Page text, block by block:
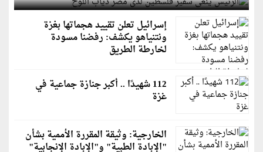
إسرائيل تعلن تقييد هجماتها بغزة
ونتنياهو يكشف: رفضنا مسودة
لخارطة الطريق
112 شهيدًا .. أكبر جنازة جماعية في
غزة
الخارجية: وثيقة المقررة الأممية بشأن
"الإبادة الطبية" و"الإبادة الإنجابية"